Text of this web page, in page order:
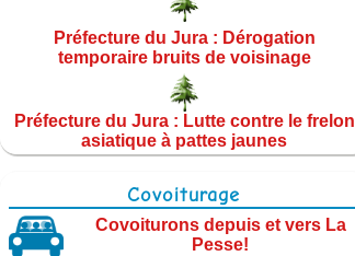
Préfecture du Jura : Dérogation
temporaire bruits de voisinage
Préfecture du Jura : Lutte contre le frelon
asiatique à pattes jaunes
Covoiturage
Covoiturons depuis et vers La
Pesse!